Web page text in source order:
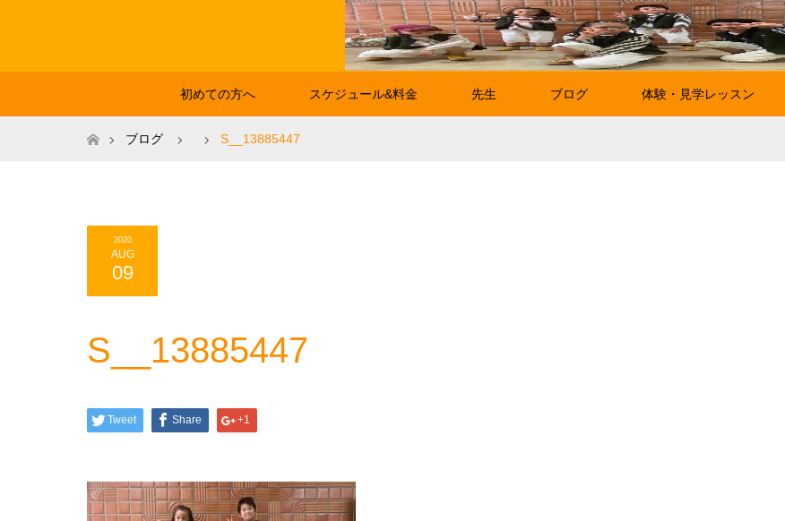
初めての方へ スケジュール&料金 先生 ブログ 体験・見学レッスン
ホームブログ S__13885447
2020
AUG
09
S__13885447
Tweet Share +1